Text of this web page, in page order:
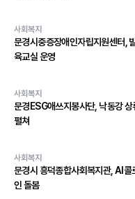
사회복지
문경시중증장애인자립지원센터,
육교실 운영
사회복지
문경ESG애쓰지봉사단, 낙동강 상
펼쳐
사회복지
문경시 흥덕종합사회복지관, AI콜
인 돌봄